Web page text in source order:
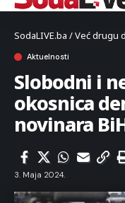
SodaLIVE.ba / Već drugu
Aktuelnosti
Slobodni i
okosnica
novinara
3. Maja 2024.